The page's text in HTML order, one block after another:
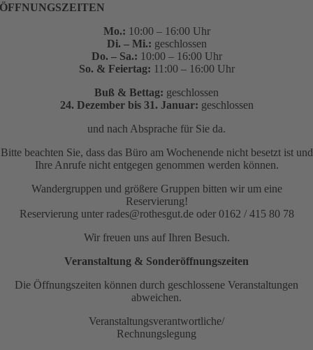
ÖFFNUNGSZEITEN
Mo.: 10:00 – 16:00 Uhr
Di. – Mi.: geschlossen
Do. – Sa.: 10:00 – 16:00 Uhr
So. & Feiertag: 11:00 – 16:00 Uhr
Buß & Bettag: geschlossen
24. Dezember bis 31. Januar: geschlossen
und nach Absprache für Sie da.
Bitte beachten Sie, dass das Büro am Wochenende nicht besetzt ist und
Ihre Anrufe nicht entgegen genommen werden können.
Wandergruppen und größere Gruppen bitten wir um eine
Reservierung!
Reservierung unter rades@rothesgut.de oder 0162 / 415 80 78
Wir freuen uns auf Ihren Besuch.
Veranstaltung & Sonderöffnungszeiten
Die Öffnungszeiten können durch geschlossene Veranstaltungen
abweichen.
Veranstaltungsverantwortliche/
Rechnungslegung